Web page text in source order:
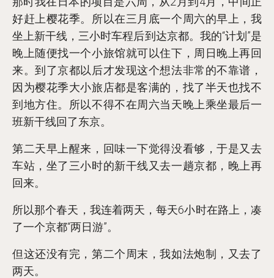
好赶上樱花季。所以在三月底一个周六的早上，我
坐上新干线，三小时车程后到达京都。我的“计划”是
晚上随便找一个小旅馆就可以住下，周日晚上再回
来。到了京都以后才发现这个想法非常的不靠谱，
因为樱花季大小旅店都是客满的，找了半天也找不
到地方住。所以不得不在周六当天晚上乘坐最后一
班新干线回了东京。
第二天早上醒来，回味一下觉得没看够，于是又去
车站，坐了三小时的新干线又去一趟京都，晚上再
回来。
所以那个春天，我连着两天，每天6小时在路上，凑
了一个京都“两日游”。
但这还没有完，第二个周末，我如法炮制，又去了
两天。